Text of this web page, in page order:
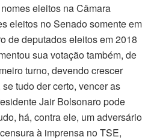
eleitos na Câmara
eleitos no Senado somente em
de deputados eleitos em 2018
sua votação também, de
turno, devendo crescer
tudo der certo, vencer as
Jair Bolsonaro pode
há, contra ele, um adversário
à imprensa no TSE,